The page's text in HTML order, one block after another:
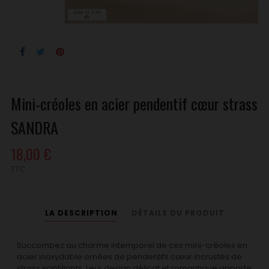
Mini-créoles en acier pendentif cœur strass
SANDRA
18,00 €
LA DESCRIPTION
Succombez au charme intemporel de ces mini-créoles en
acier inoxydable ornées de pendentifs cœur incrustés de